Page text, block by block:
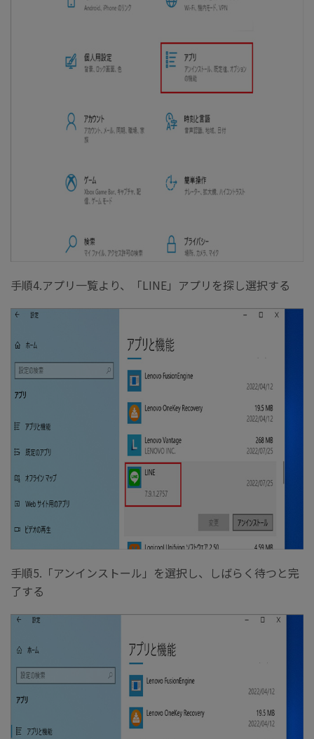
手順4.アプリ一覧より、「LINE」アプリを探し選択する
手順5.「アンインストール」を選択し、しばらく待つと完
了する